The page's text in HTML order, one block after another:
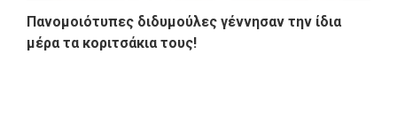
Πανομοιότυπες διδυμούλες γέννησαν την ίδια
μέρα τα κοριτσάκια τους!